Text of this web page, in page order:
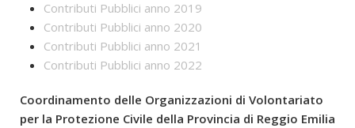
Contributi Pubblici anno 2019
Contributi Pubblici anno 2020
Contributi Pubblici anno 2021
Contributi Pubblici anno 2022
Coordinamento delle Organizzazioni di Volontariato
per la Protezione Civile della Provincia di Reggio Emilia